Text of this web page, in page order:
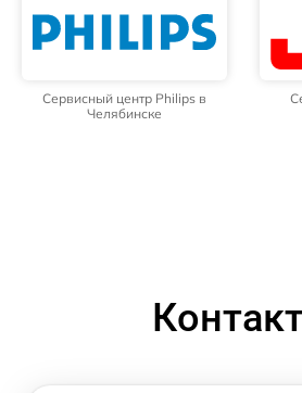
Сервисный центр Philips в
Челябинске